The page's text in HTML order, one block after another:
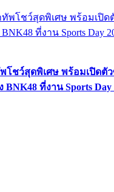
โชว์สุดพิเศษ พร้อมเปิดตัว
BNK48 ที่งาน Sports Day